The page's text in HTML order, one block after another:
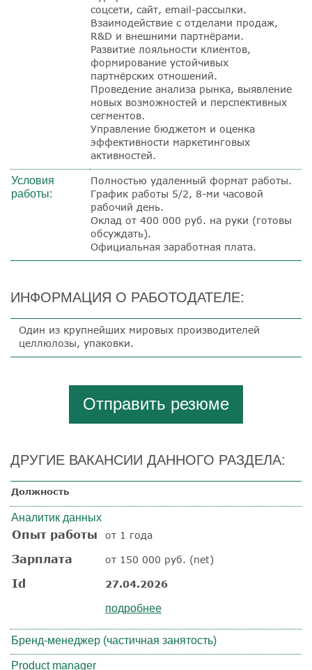
соцсети, сайт, email-рассылки.
Взаимодействие с отделами продаж,
R&D и внешними партнёрами.
Развитие лояльности клиентов,
формирование устойчивых
партнёрских отношений.
Проведение анализа рынка, выявление
новых возможностей и перспективных
сегментов.
Управление бюджетом и оценка
эффективности маркетинговых
активностей.
Условия
работы:
Полностью удаленный формат работы.
График работы 5/2, 8-ми часовой
рабочий день.
Оклад от 400 000 руб. на руки (готовы
обсуждать).
Официальная заработная плата.
ИНФОРМАЦИЯ О РАБОТОДАТЕЛЕ:
Один из крупнейших мировых производителей
целлюлозы, упаковки.
Отправить резюме
ДРУГИЕ ВАКАНСИИ ДАННОГО РАЗДЕЛА:
Должность
Аналитик данных
Опыт работы от 1 года
Зарплата от 150 000 руб. (net)
Id 27.04.2026
подробнее
Бренд-менеджер (частичная занятость)
Product manager